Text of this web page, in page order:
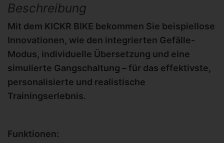
Beschreibung
Mit dem KICKR BIKE bekommen Sie beispiellose
Innovationen, wie den integrierten Gefälle-
Modus, individuelle Übersetzung und eine
simulierte Gangschaltung – für das effektivste,
personalisierte und realistische
Trainingserlebnis.
Funktionen: